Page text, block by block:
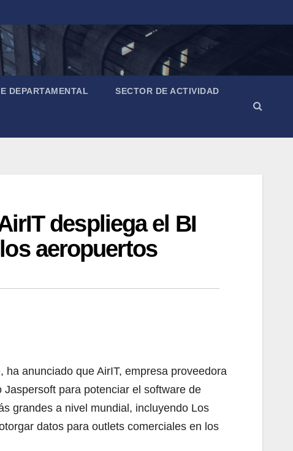
DEPARTAMENTAL SECTOR DE ACTIVIDAD
despliega el BI
aeropuertos
anunciado que AirIT, empresa proveedora
para potenciar el software de
grandes a nivel mundial, incluyendo Los
datos para outlets comerciales en los